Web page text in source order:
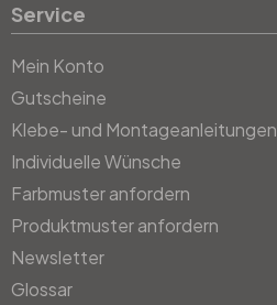
Service
Mein Konto
Gutscheine
Klebe- und Montageanleitungen
Individuelle Wünsche
Farbmuster anfordern
Produktmuster anfordern
Newsletter
Glossar